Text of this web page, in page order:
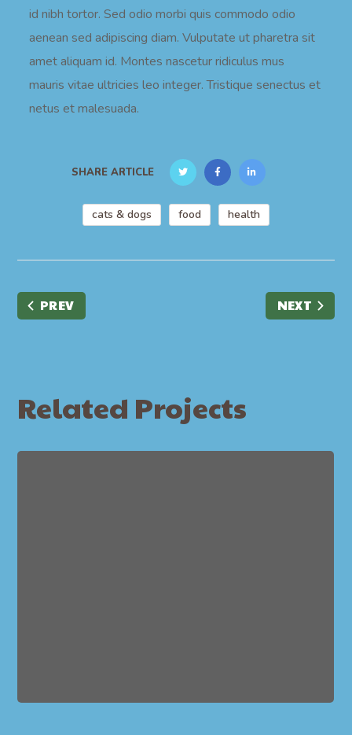
id nibh tortor. Sed odio morbi quis commodo odio
aenean sed adipiscing diam. Vulputate ut pharetra sit
amet aliquam id. Montes nascetur ridiculus mus
mauris vitae ultricies leo integer. Tristique senectus et
netus et malesuada.
SHARE ARTICLE
cats & dogs food health
PREV NEXT
Related Projects